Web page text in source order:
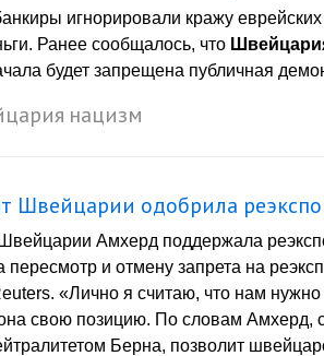
игнорировали кражу
Ранее сообщалось, что
будет запрещена публичная
нацизм
Швейцарии одобрила
Амхерд поддержала
пересмотр и отмену запрета на
«Лично я считаю, что нам
свою позицию. По словам Амхерд,
Берна, позволит